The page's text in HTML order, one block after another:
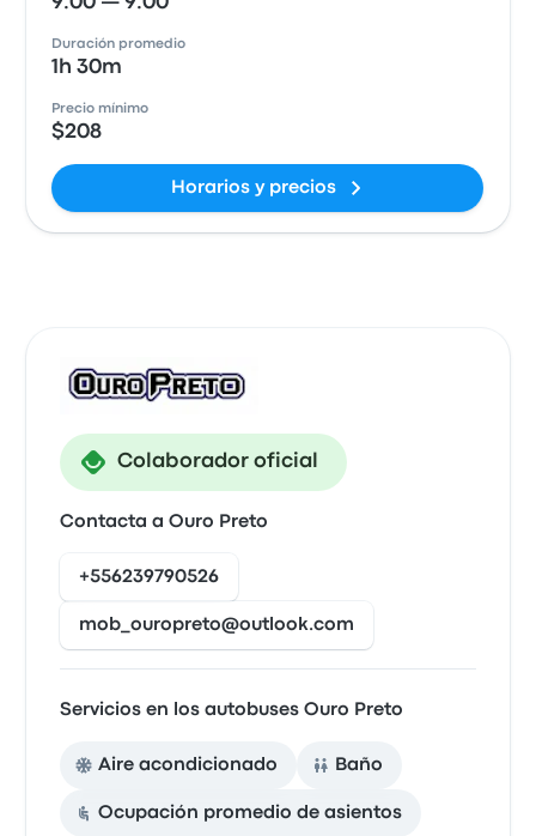
Duración promedio
1h 30m
Precio mínimo
$208
Horarios y precios
Colaborador oficial
Contacta a Ouro Preto
+556239790526
mob_ouropreto@outlook.com
Servicios en los autobuses Ouro Preto
Aire acondicionado Baño
Ocupación promedio de asientos